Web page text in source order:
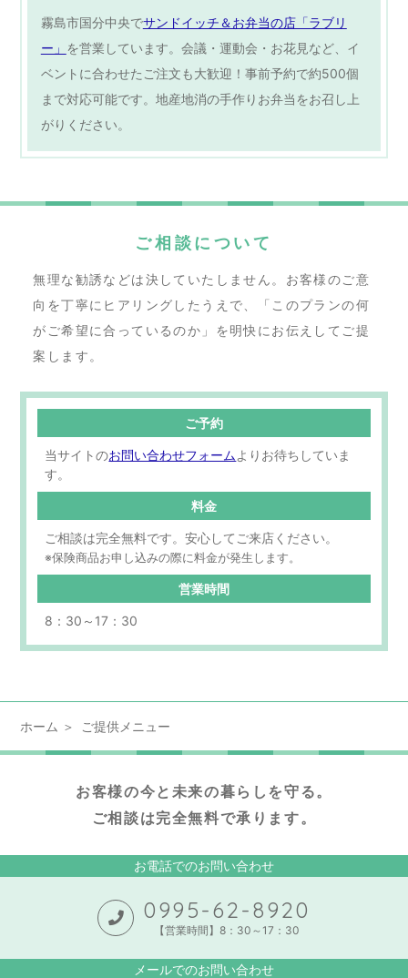
霧島市国分中央でサンドイッチ＆お弁当の店「ラブリ
ー」 を営業しています。会議・運動会・お花見など、イ
ベントに合わせたご注文も大歓迎！事前予約で約500個
まで対応可能です。地産地消の手作りお弁当をお召し上
がりください。
ご相談について
無理な勧誘などは決していたしません。 お客様のご意
向を丁寧にヒアリングしたうえで、
「このプランの何
がご希望に合っているのか」を明快にお伝えしてご提
案します。
ご予約
当サイトのお問い合わせフォームよりお待ちしていま
す。
料金
ご相談は完全無料です。安心してご来店ください。
※保険商品お申し込みの際に料金が発生します。
営業時間
8：30～17：30
ホーム ご提供メニュー
お客様の今と未来の暮らしを守る。
ご相談は完全無料で承ります。
お電話でのお問い合わせ
0995-62-8920
【営業時間】8：30～17：30
メールでのお問い合わせ